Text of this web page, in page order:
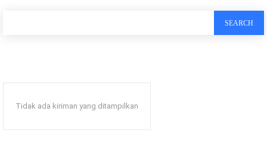
SEARCH
Tidak ada kiriman yang ditampilkan